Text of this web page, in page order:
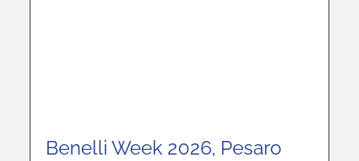
Benelli Week 2026, Pesaro